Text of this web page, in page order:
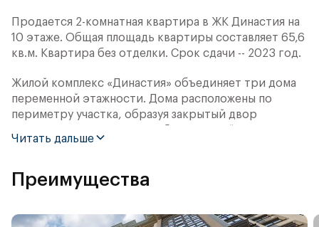
Продается 2-комнатная квартира в ЖК Династия на
10 этаже. Общая площадь квартиры составляет 65,6
кв.м. Квартира без отделки. Срок сдачи -- 2023 год.
Жилой комплекс «Династия» объединяет три дома
переменной этажности. Дома расположены по
периметру участка, образуя закрытый двор
дворовой территории — «Парк отдыха в
российские и международные решения досуга под
открытым небом: городских пространств,
Читать дальше
Преимущества